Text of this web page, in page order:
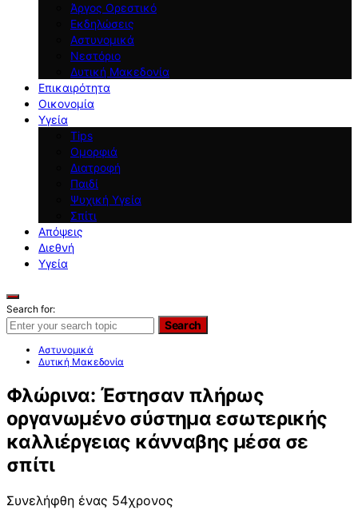
Άργος Ορεστικό
Εκδηλώσεις
Αστυνομικά
Νεστόριο
Δυτική Μακεδονία
Επικαιρότητα
Οικονομία
Υγεία
Tips
Ομορφιά
Διατροφή
Παιδί
Ψυχική Υγεία
Σπίτι
Απόψεις
Διεθνή
Υγεία
Search for:
Search
Αστυνομικά
Δυτική Μακεδονία
Φλώρινα: Έστησαν πλήρως
οργανωμένο σύστημα εσωτερικής
καλλιέργειας κάνναβης μέσα σε
σπίτι
Συνελήφθη ένας 54χρονος